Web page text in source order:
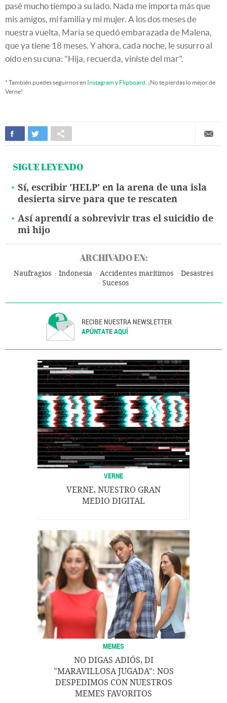
pasé mucho tiempo a su lado. Nada me importa más que
mis amigos, mi familia y mi mujer. A los dos meses de
nuestra vuelta, María se quedó embarazada de Malena,
que ya tiene 18 meses. Y ahora, cada noche, le susurro al
oído en su cuna: "Hija, recuerda, viniste del mar".
* También puedes seguirnos en Instagramy Flipboard . ¡No te pierdas lo mejor de
Verne!
SIGUE LEYENDO
Sí, escribir 'HELP' en la arena de una isla
desierta sirve para que te rescaten
Así aprendí a sobrevivir tras el suicidio de
mi hijo
ARCHIVADO EN:
Naufragios Indonesia Accidentes marítimos
Desastres
Sucesos
RECIBE NUESTRA NEWSLETTER
APÚNTATE AQUÍ
VERNE
VERNE, NUESTRO GRAN
MEDIO DIGITAL
MEMES
NO DIGAS ADIÓS, DI
"MARAVILLOSA JUGADA": NOS
DESPEDIMOS CON NUESTROS
MEMES FAVORITOS